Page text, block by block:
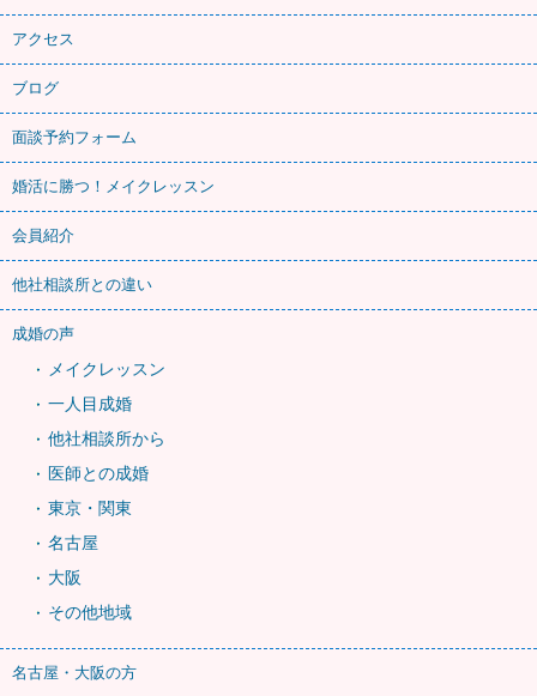
アクセス
ブログ
面談予約フォーム
婚活に勝つ！メイクレッスン
会員紹介
他社相談所との違い
成婚の声
メイクレッスン
一人目成婚
他社相談所から
医師との成婚
東京・関東
名古屋
大阪
その他地域
名古屋・大阪の方